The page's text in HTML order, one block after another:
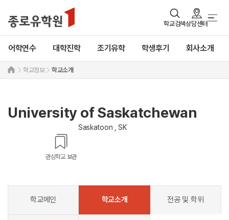
학교검색상담센터
어학연수 대학진학 조기유학 학생후기 회사소개
학교정보 학교소개
University of Saskatchewan
Saskatoon , SK
관심학교 보관
학교메인 학교소개 전공 및 학위